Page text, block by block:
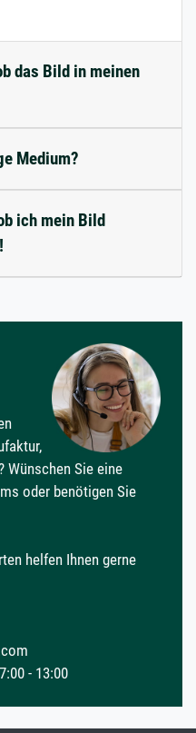
das Bild in meinen
Medium?
ich mein Bild
Wünschen Sie eine
oder benötigen Sie
helfen Ihnen gerne
- 13:00